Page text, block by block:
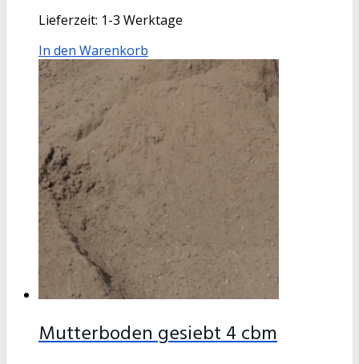
Lieferzeit: 1-3 Werktage
In den Warenkorb
Mutterboden gesiebt 4 cbm